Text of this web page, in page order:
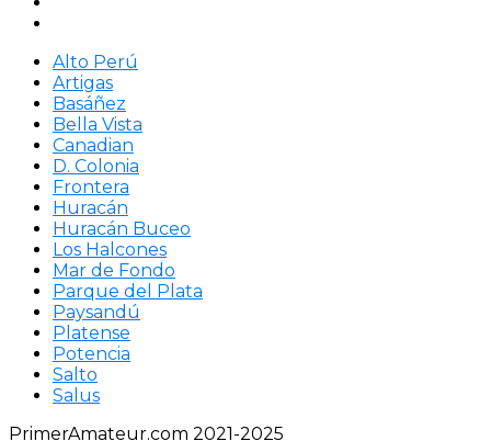
Alto Perú
Artigas
Basáñez
Bella Vista
Canadian
D. Colonia
Frontera
Huracán
Huracán Buceo
Los Halcones
Mar de Fondo
Parque del Plata
Paysandú
Platense
Potencia
Salto
Salus
PrimerAmateur.com 2021-2025